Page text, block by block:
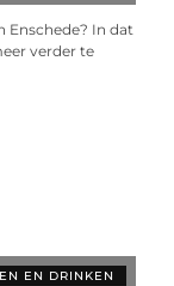
Enschede? In dat
verder te
EN DRINKEN